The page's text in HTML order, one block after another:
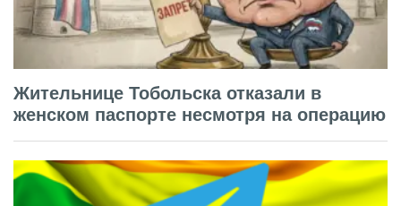
Жительнице Тобольска отказали в
женском паспорте несмотря на операцию